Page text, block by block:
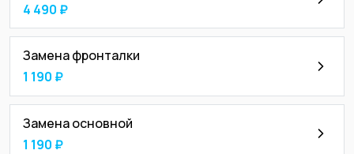
4 490 ₽
Замена фронталки
1 190 ₽
Замена основной
1 190 ₽